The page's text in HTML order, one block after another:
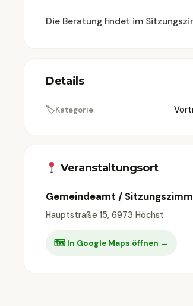
Die Beratung findet im
Details
🏷Kategorie
Veranstaltungsort
Gemeindeamt /
Hauptstraße 15, 6973 Höchst
🗺 In Google Maps öffnen →